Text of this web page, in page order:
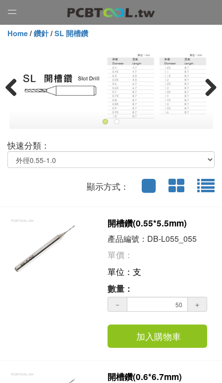
Menu
Home/鑽針/SL 開槽鑽
快速分類：
顯示方式：
開槽鑽(0.55*5.5mm)
產品編號：DB-L055_055
單價：
單位：支
數量：
－ ＋
加入購物車
開槽鑽(0.6*6.7mm)